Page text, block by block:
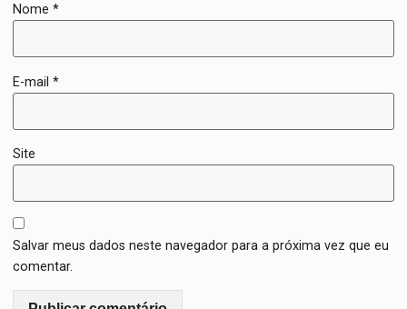
Nome*
E-mail*
Site
Salvar meus dados neste navegador para a próxima vez que eu
comentar.